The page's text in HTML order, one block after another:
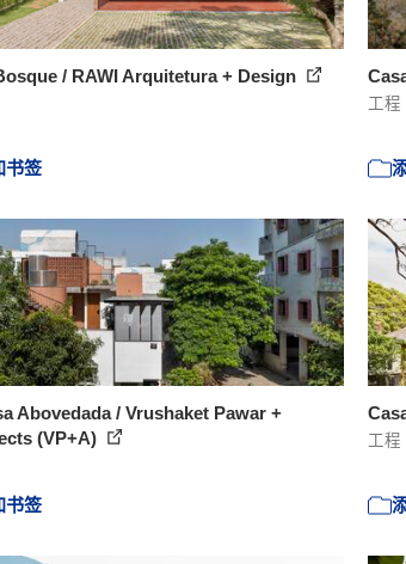
/ RAWI Arquitetura + Design
书签
工程
Abovedada / Vrushaket Pawar +
(VP+A)
书签
工程